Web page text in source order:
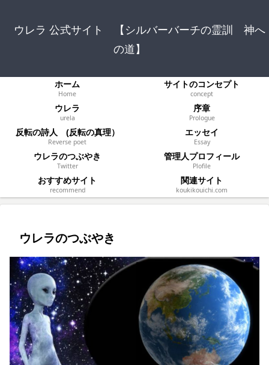
ウレラ 公式サイト 【シルバーバーチの霊訓 神へ
の道】
ホーム
Home
サイトのコンセプト
concept
ウレラ
urela
序章
Prologue
反転の詩人 (反転の真理）
Reverse poet
エッセイ
Essay
ウレラのつぶやき
Twitter
管理人プロフィール
Plofile
おすすめサイト
recommend
関連サイト
koukikouichi.com
ウレラのつぶやき